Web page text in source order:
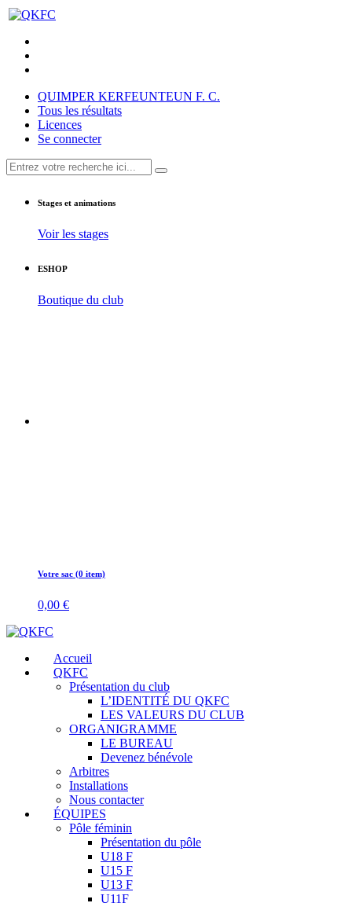
QUIMPER KERFEUNTEUN F. C.
Tous les résultats
Licences
Se connecter
Stages et animations
Voir les stages
ESHOP
Boutique du club
Votre sac (0 item)
0,00 €
Accueil
QKFC
Présentation du club
L’IDENTITÉ DU QKFC
LES VALEURS DU CLUB
ORGANIGRAMME
LE BUREAU
Devenez bénévole
Arbitres
Installations
Nous contacter
ÉQUIPES
Pôle féminin
Présentation du pôle
U18 F
U15 F
U13 F
U11F